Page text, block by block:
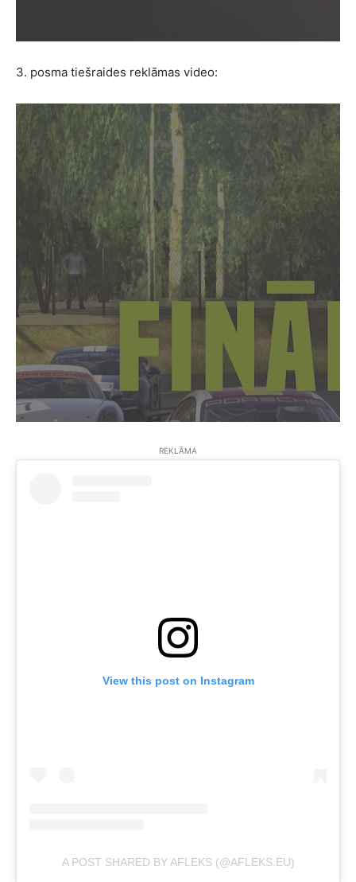
3. posma tiešraides reklāmas video:
REKLĀMA
View this post on Instagram
A POST SHARED BY AFLEKS (@AFLEKS.EU)